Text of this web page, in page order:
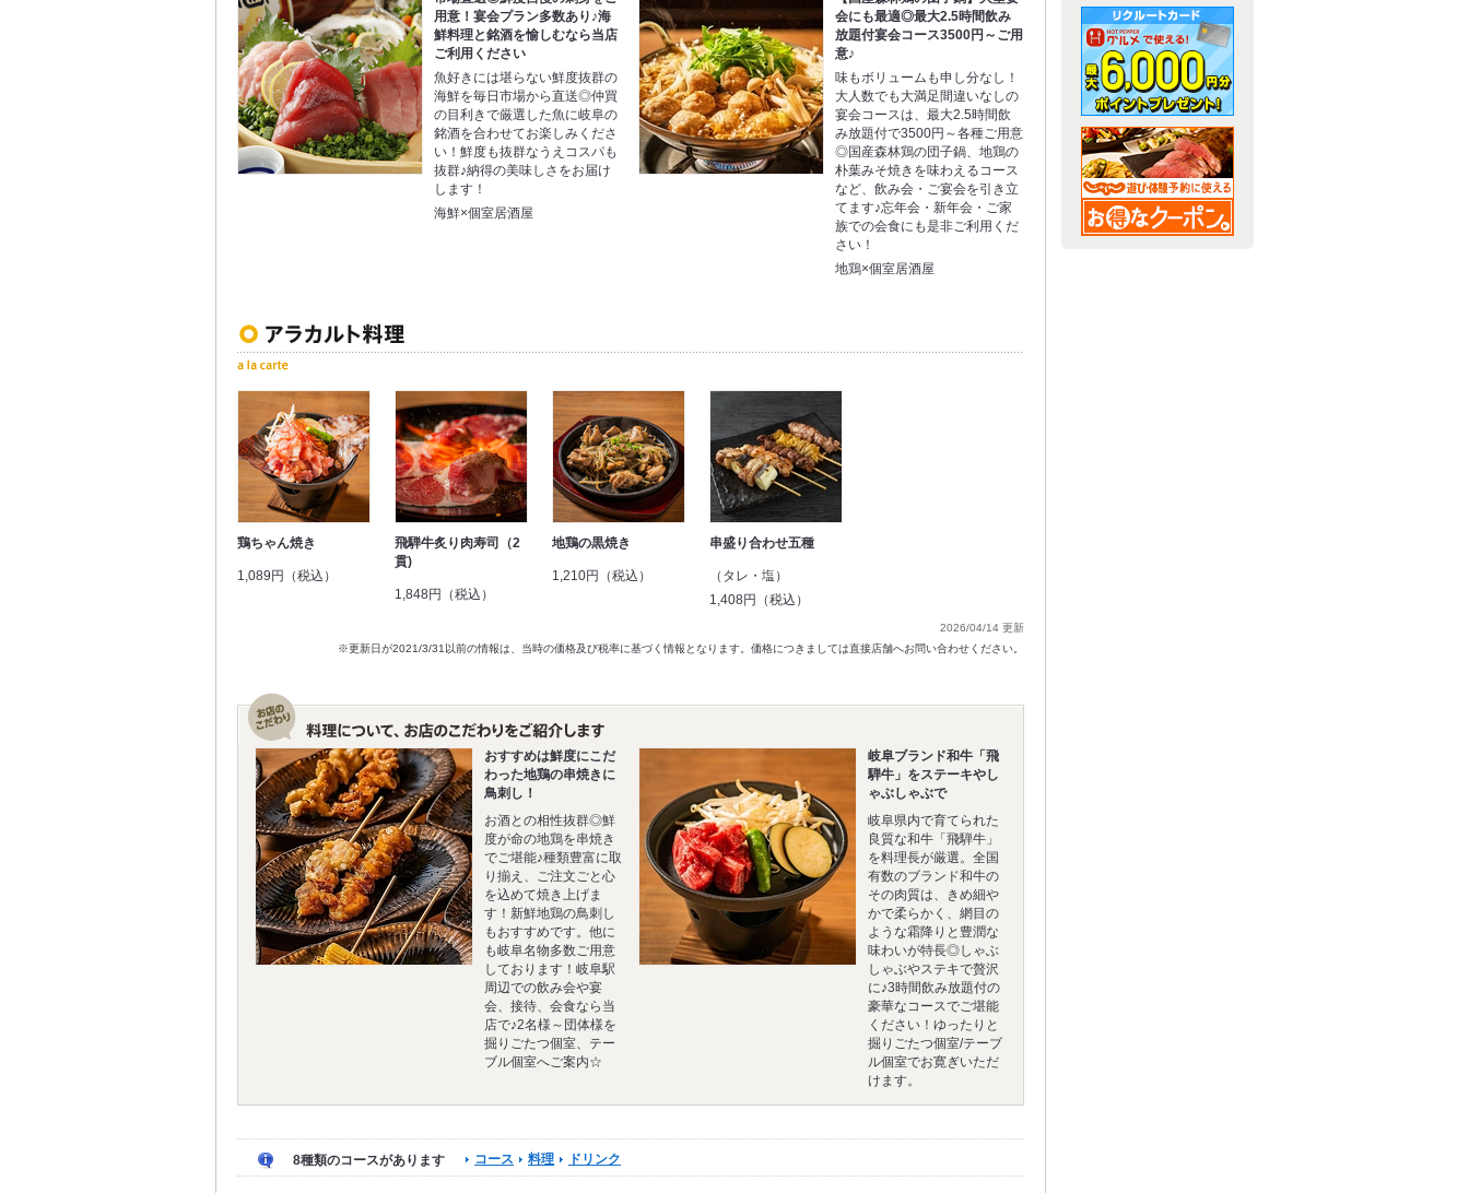
用意！宴会プラン多数あり♪海
鮮料理と銘酒を愉しむなら当店
ご利用ください
魚好きには堪らない鮮度抜群の
海鮮を毎日市場から直送◎仲買
の目利きで厳選した魚に岐阜の
銘酒を合わせてお楽しみくださ
い！鮮度も抜群なうえコスパも
抜群♪納得の美味しさをお届け
します！
海鮮×個室居酒屋
会にも最適◎最大2.5時間飲み
放題付宴会コース3500円～ご用
意♪
味もボリュームも申し分なし！
大人数でも大満足間違いなしの
宴会コースは、最大2.5時間飲
み放題付で3500円～各種ご用意
◎国産森林鶏の団子鍋、地鶏の
朴葉みそ焼きを味わえるコース
など、飲み会・ご宴会を引き立
てます♪忘年会・新年会・ご家
族での会食にも是非ご利用くだ
さい！
地鶏×個室居酒屋
鶏ちゃん焼き
1,089円（税込）
飛騨牛炙り肉寿司（2
貫)
1,848円（税込）
地鶏の黒焼き
1,210円（税込）
串盛り合わせ五種
（タレ・塩）
1,408円（税込）
2026/04/14 更新
※更新日が2021/3/31以前の情報は、当時の価格及び税率に基づく情報となります。価格につきましては直接店舗へお問い合わせください。
おすすめは鮮度にこだ
わった地鶏の串焼きに
鳥刺し！
お酒との相性抜群◎鮮
度が命の地鶏を串焼き
でご堪能♪種類豊富に取
り揃え、ご注文ごと心
を込めて焼き上げま
す！新鮮地鶏の鳥刺し
もおすすめです。他に
も岐阜名物多数ご用意
しております！岐阜駅
周辺での飲み会や宴
会、接待、会食なら当
店で♪2名様～団体様を
掘りごたつ個室、テー
ブル個室へご案内☆
岐阜ブランド和牛「飛
騨牛」をステーキやし
ゃぶしゃぶで
岐阜県内で育てられた
良質な和牛「飛騨牛」
を料理長が厳選。全国
有数のブランド和牛の
その肉質は、きめ細や
かで柔らかく、網目の
ような霜降りと豊潤な
味わいが特長◎しゃぶ
しゃぶやステキで贅沢
に♪3時間飲み放題付の
豪華なコースでご堪能
ください！ゆったりと
掘りごたつ個室/テーブ
ル個室でお寛ぎいただ
けます。
8種類のコースがあります コース 料理 ドリンク